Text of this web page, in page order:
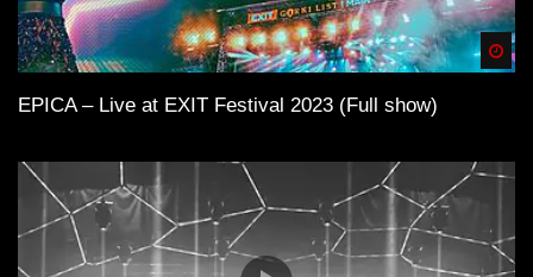
EPICA – Live at EXIT Festival 2023 (Full show)